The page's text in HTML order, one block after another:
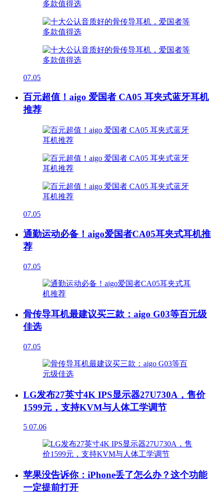
07.05
百元超值！aigo 爱国者 CA05 耳夹式蓝牙耳机
推荐
07.05
通勤运动必备！aigo爱国者CA05耳夹式耳机推
荐
07.05
骨传导耳机最建议买三款：aigo G03等百元级
佳选
07.05
LG发布27英寸4K IPS显示器27U730A，售价
1599元，支持KVM与人体工学调节
5 07.06
苹果没告诉你：iPhone丢了怎么办？这个功能
一定提前打开